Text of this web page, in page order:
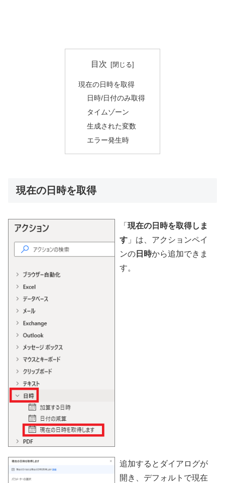
目次
現在の日時を取得
日時/日付のみ取得
タイムゾーン
生成された変数
エラー発生時
現在の日時を取得
「 現在の日時を取得しま
す」は、アクションペイ
ンの日時から追加できま
す。
追加するとダイアログが
開き、デフォルトで現在